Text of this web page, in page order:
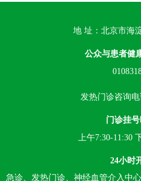
地 址：北京市海
公众与患者健
发热门诊咨询电
门诊挂号
上午7:30-11:30
24小时
急诊、发热门诊、神经血管介入中